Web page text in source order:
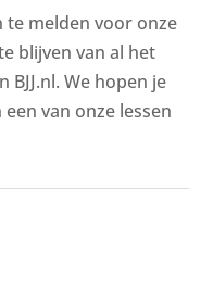
te melden voor onze
blijven van al het
BJJ.nl. We hopen je
van onze lessen